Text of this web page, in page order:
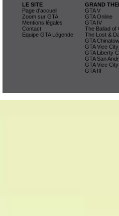
LE SITE
Page d'accueil
Zoom sur GTA
Mentions légales
Contact
Equipe GTA Légende
GRAND
GTA V
GTA Online
GTA IV
The Ballad of
The Lost &
GTA
GTA Vice
GTA Liberty
GTA San
GTA Vice City
GTA III